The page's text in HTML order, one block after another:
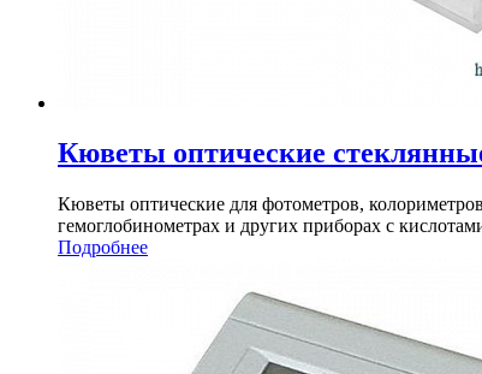
Кюветы оптические
Кюветы оптические для фотометров,
гемоглобинометрах и других приборах с
Подробнее